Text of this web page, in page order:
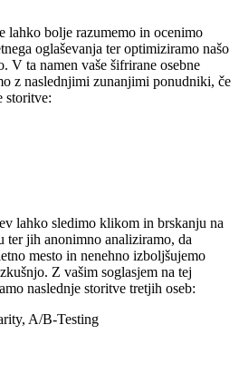
lahko bolje razumemo in ocenimo
oglaševanja ter optimiziramo našo
V ta namen vaše šifrirane osebne
z naslednjimi zunanjimi ponudniki, če
storitve:
lahko sledimo klikom in brskanju na
ter jih anonimno analiziramo, da
mesto in nenehno izboljšujemo
Z vašim soglasjem na tej
naslednje storitve tretjih oseb:
A/B-Testing